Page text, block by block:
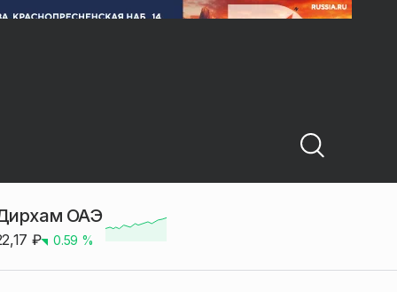
ОАЭ
₽ 0.59 %